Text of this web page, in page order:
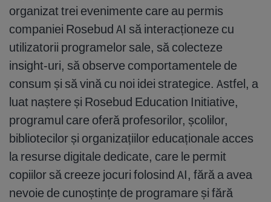
organizat trei evenimente care au permis
companiei Rosebud AI să interacționeze cu
utilizatorii programelor sale, să colecteze
insight-uri, să observe comportamentele de
consum și să vină cu noi idei strategice. Astfel, a
luat naștere și Rosebud Education Initiative,
programul care oferă profesorilor, școlilor,
bibliotecilor și organizațiilor educaționale acces
la resurse digitale dedicate, care le permit
copiilor să creeze jocuri folosind AI, fără a avea
nevoie de cunoștințe de programare și fără